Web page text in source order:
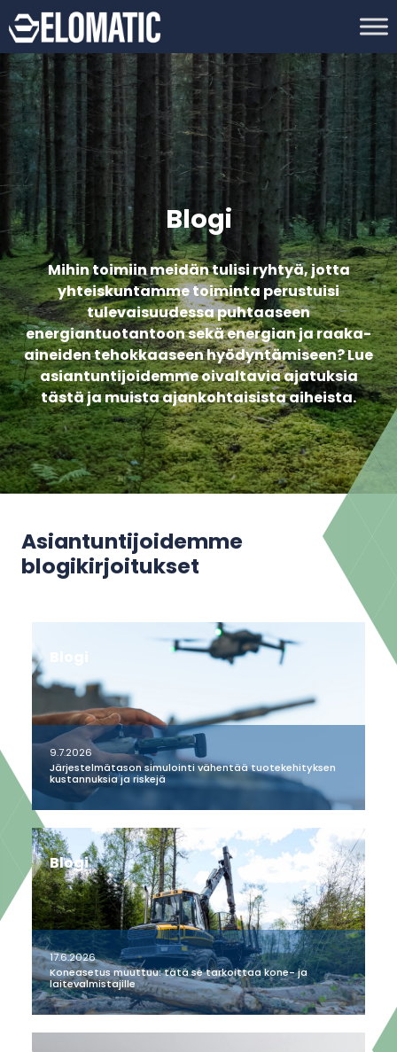
Blogi
Mihin toimiin meidän tulisi ryhtyä, jotta
yhteiskuntamme toiminta perustuisi
tulevaisuudessa puhtaaseen
energiantuotantoon sekä energian ja raaka-
aineiden tehokkaaseen hyödyntämiseen? Lue
asiantuntijoidemme oivaltavia ajatuksia
tästä ja muista ajankohtaisista aiheista.
Asiantuntijoidemme
blogikirjoitukset
9.7.2026
Järjestelmätason simulointi vähentää tuotekehityksen
kustannuksia ja riskejä
Blogi
17.6.2026
Koneasetus muuttuu: tätä se tarkoittaa kone- ja
laitevalmistajille